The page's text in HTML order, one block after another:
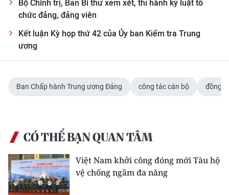
Ảnh
Infographic
TIN ĐỊA PHƯƠNG
Đồng bằng sông Hồng
Bắc Trung Bộ
Duyên hải Nam Trung Bộ và Tây
Bộ Chính trị, Ban Bí thư xem xét, thi hành kỷ luật tổ
chức đảng, đảng viên
Kết luận Kỳ họp thứ 42 của Ủy ban Kiểm tra Trung
ương
Ban Chấp hành Trung ương Đảng công tác cán bộ đồng
CÓ THỂ BẠN QUAN TÂM
Việt Nam khởi công đóng mới Tàu hộ
vệ chống ngầm đa năng